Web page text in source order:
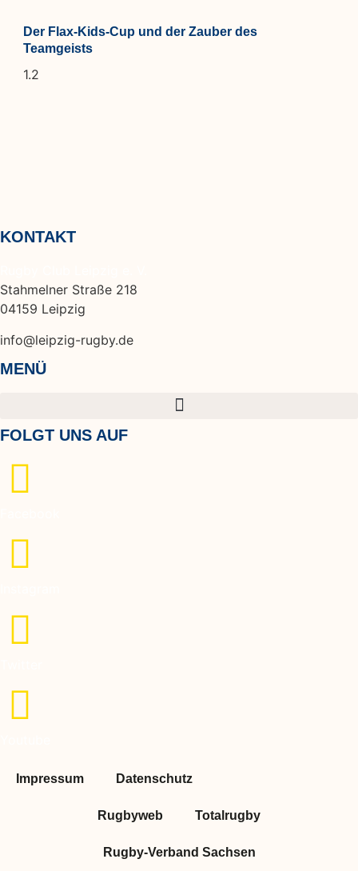
Der Flax-Kids-Cup und der Zauber des
Teamgeists
KONTAKT
Stahmelner Straße 218
04159 Leipzig
info@leipzig-rugby.de
MENÜ
FOLGT UNS AUF
Impressum Datenschutz
Rugbyweb Totalrugby
Rugby-Verband Sachsen